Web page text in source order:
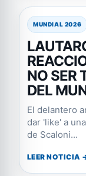
MUNDIAL 2026
NO SER
DEL
El delantero
dar 'like' a
de Scaloni...
LEER NOTICIA